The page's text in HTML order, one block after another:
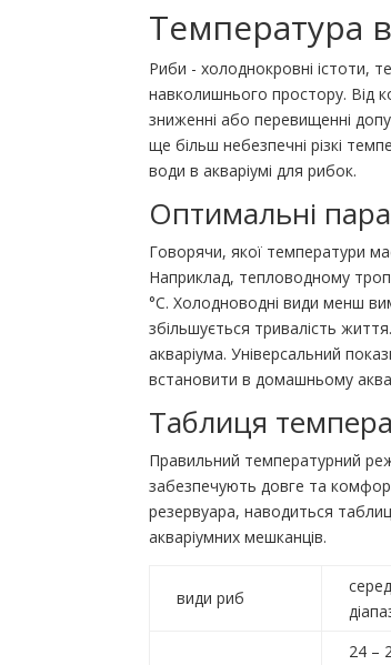
Температура
Риби - холоднокровні істоти,
навколишнього простору. Від
зниженні або перевищенні
ще більш небезпечні різкі
води в акваріумі для рибок.
Оптимальні
Говорячи, якої температури
Наприклад, тепловодному
°C. Холодноводні види менш
збільшується тривалість
акваріума. Універсальний
встановити в домашньому
Таблиця
Правильний температурний
забезпечують довге та
резервуара, наводиться
акваріумних мешканців.
види риб
24 –